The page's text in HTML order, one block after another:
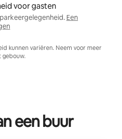
voor gasten
Een
kunnen variëren. Neem voor meer
een buur